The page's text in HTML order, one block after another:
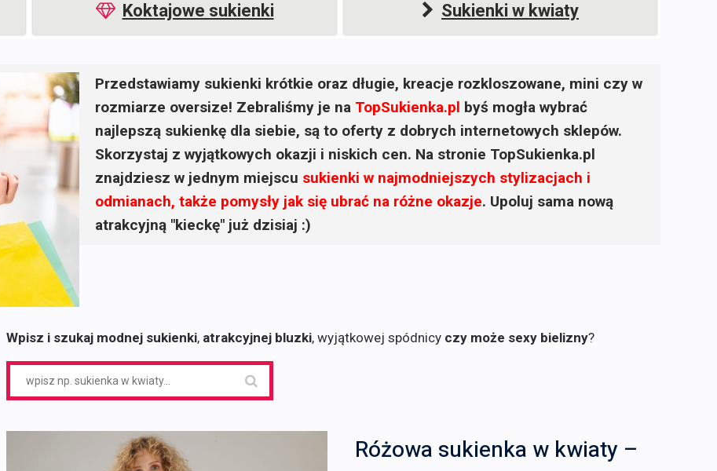
Koktajowe sukienki Sukienki w kwiaty
Przedstawiamy sukienki krótkie oraz długie, kreacje rozkloszowane, mini czy w
rozmiarze oversize! Zebraliśmy je na TopSukienka.pl byś mogła wybrać
najlepszą sukienkę dla siebie, są to oferty z dobrych internetowych sklepów.
Skorzystaj z wyjątkowych okazji i niskich cen. Na stronie TopSukienka.pl
znajdziesz w jednym miejscu sukienki w najmodniejszych stylizacjach i
odmianach, także pomysły jak się ubrać na różne okazje. Upoluj sama nową
atrakcyjną "kieckę" już dzisiaj :)
Wpisz i szukaj modnej sukienki, atrakcyjnej bluzki, wyjątkowej spódnicy czy może sexy bielizny?
Różowa sukienka w kwiaty –